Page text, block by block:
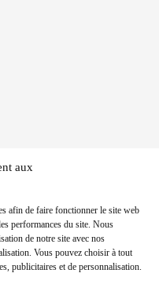
aux
afin de faire fonctionner le site web
performances du site. Nous
de notre site avec nos
Vous pouvez choisir à tout
publicitaires et de personnalisation.